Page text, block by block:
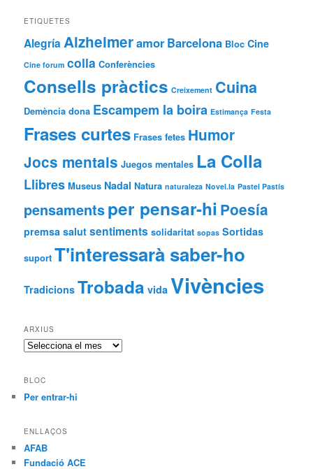
ETIQUETES
Alegría Alzheimeramor Barcelona Bloc Cine
Cine forum colla Conferències
Consells pràctics Creixement Cuina
Demència dona Escampem la boira Estimança Festa
Frases curtes Frases fetes Humor
Jocs mentals Juegos mentales La Colla
Llibres Museus Nadal Natura naturaleza Novel.la Pastel Pastís
pensamentsper pensar-hi Poesía
premsa salut sentiments solidaritat sopas Sortidas
suport T'interessarà saber-ho
Tradicions Trobada vida Vivències
ARXIUS
Arxius
BLOC
Per entrar-hi
ENLLAÇOS
AFAB
Fundació ACE